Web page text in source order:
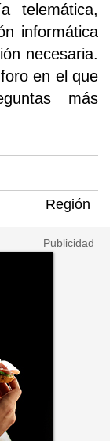
telemática,
informática
necesaria.
en el que
más
Región